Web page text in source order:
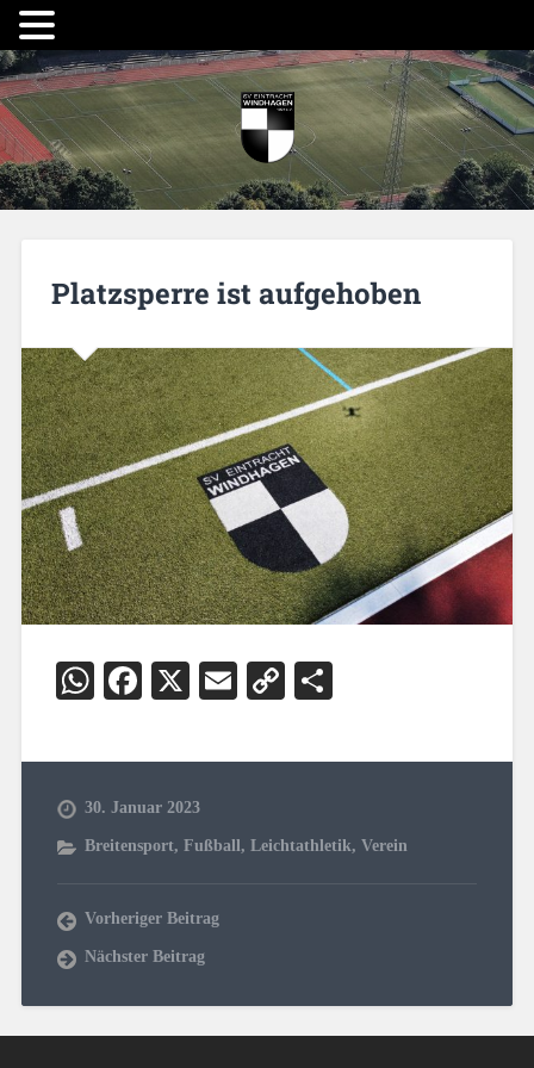
Platzsperre ist aufgehoben
WhatsApp
Facebook
X EmailCopy
30. Januar 2023
Breitensport, Fußball , Leichtathletik, Verein
Vorheriger Beitrag
Nächster Beitrag